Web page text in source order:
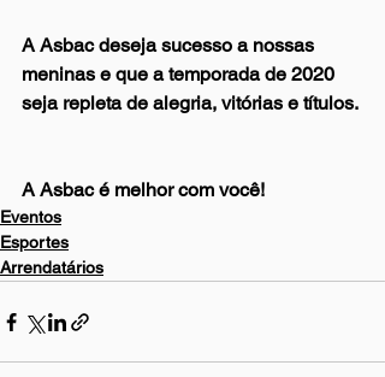
A Asbac deseja sucesso a nossas
meninas e que a temporada de 2020
seja repleta de alegria, vitórias e títulos.
A Asbac é melhor com você!
Eventos
Esportes
Arrendatários